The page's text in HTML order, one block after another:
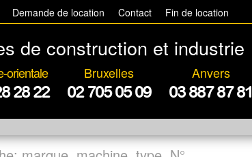
Demande de location Contact Fin de location
de construction et industrie
orientale
28 22
Bruxelles
02 705 05 09
Anvers
03 887 87 81